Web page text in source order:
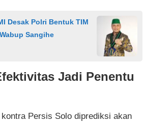
Desak Polri Bentuk TIM
Sangihe
Jadi Penentu
Persis Solo diprediksi akan